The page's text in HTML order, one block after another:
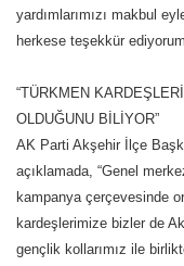
yardımlarımızı makbul
herkese teşekkür
“TÜRKMEN
OLDUĞUNU BİLİYOR”
AK Parti Akşehir İlçe
açıklamada, “Genel
kampanya çerçevesinde
kardeşlerimize bizler de
gençlik kollarımız ile